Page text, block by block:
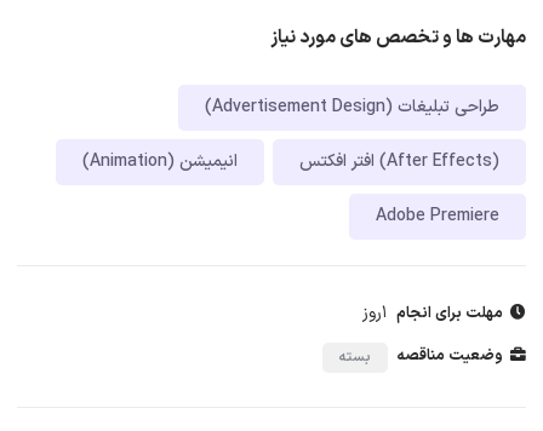
مهارت ها و تخصص های مورد نیاز
طراحی تبلیغات (Advertisement Design)
افتر افکتس (After Effects) انیمیشن (Animation)
Adobe Premiere
مهلت برای انجام 1روز
وضعیت مناقصه بسته